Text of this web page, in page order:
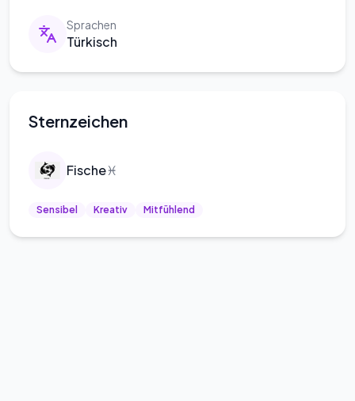
Sprachen
Türkisch
Sternzeichen
Fische♓
Sensibel Kreativ Mitfühlend